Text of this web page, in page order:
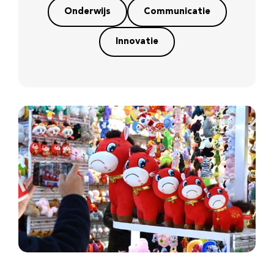
Onderwijs Communicatie
Innovatie